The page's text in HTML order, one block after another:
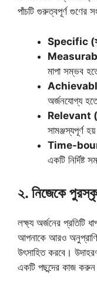
পাঁচটি গুরুত্বপূর্ণ গুণের
Specific
মাপা সম্ভব
অর্জনযোগ্য
Relevant
সামঞ্জস্যপূর্ণ
Time-bound
একটি নির্দিষ্ট
২. নিজেকে
লক্ষ্য অর্জনের প্রতিটি
আপনাকে আরও
উৎসাহিত করবে।
একটি পছন্দের কাজ